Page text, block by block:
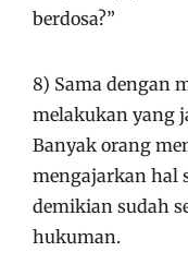
berdosa?”
8) Sama dengan
melakukan yang
Banyak orang
mengajarkan hal
demikian sudah
hukuman.